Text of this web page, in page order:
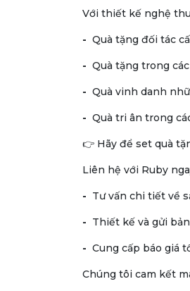
Với thiết kế nghệ
- Quà tặng đối tác
- Quà tặng trong
- Quà vinh danh
- Quà tri ân trong
👉 Hãy để set quà
Liên hệ với Ruby
- Tư vấn chi tiết về
- Thiết kế và gửi
- Cung cấp báo giá
Chúng tôi cam kết